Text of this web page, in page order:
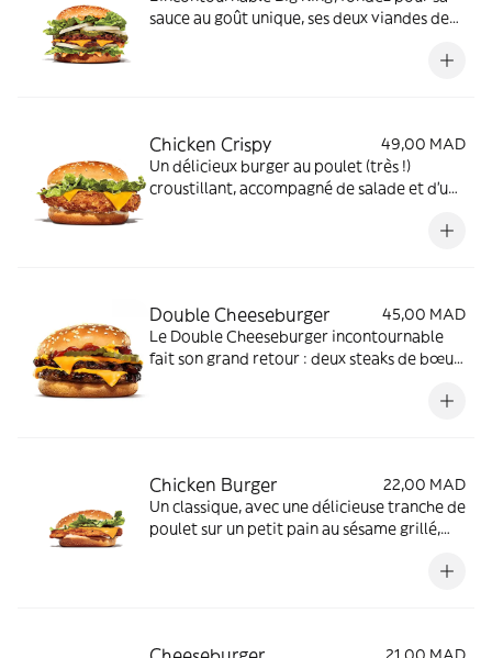
sauce au goût unique, ses deux viandes de
Chicken Crispy
49,00 MAD
Un délicieux burger au poulet (très !)
croustillant, accompagné de salade et d'une
Double Cheeseburger
45,00 MAD
Le Double Cheeseburger incontournable
fait son grand retour : deux steaks de bœuf
Chicken Burger
22,00 MAD
Un classique, avec une délicieuse tranche de
poulet sur un petit pain au sésame grillé,